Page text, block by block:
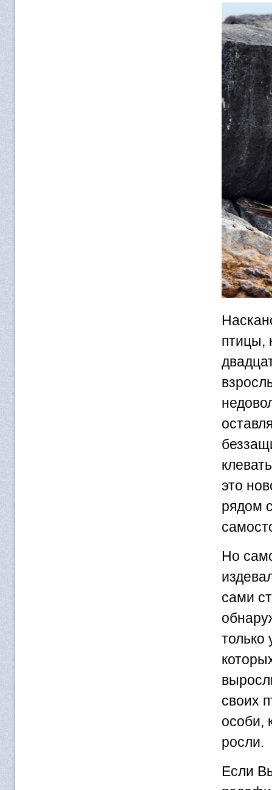
птицы,
это
рядом
Но
сами
своих
особи,
росли.
Если